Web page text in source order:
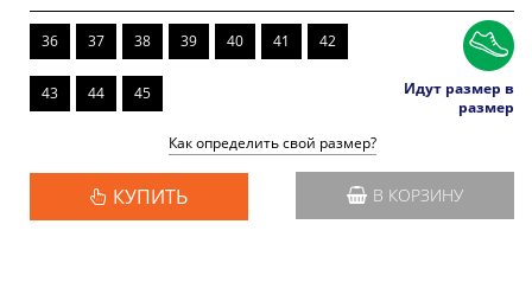
36 37 38 39 40 41 42
43 44 45
Идут размер в
размер
Как определить свой размер?
КУПИТЬ В КОРЗИНУ